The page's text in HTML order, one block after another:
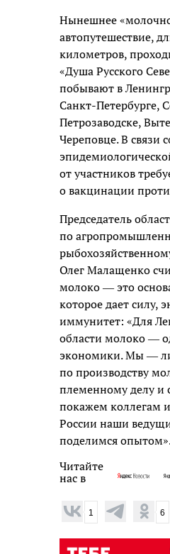
Нынешнее
автопутешествие,
километров,
«Душа Русского
побывают в
Санкт-Петербурге,
Петрозаводске,
Череповце. В связи
от участников
о вакцинации
Председатель
по
Олег Малащенко
молоко ― это
которое дает силу,
иммунитет: «Для
области молоко ―
экономики. Мы ―
по производству
племенному делу и
покажем коллегам
России наши
поделимся
Читайте
нас в
1 6